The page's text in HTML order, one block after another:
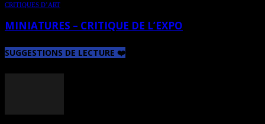
CRITIQUES D’ART
MINIATURES – CRITIQUE DE L’EXPO
SUGGESTIONS DE LECTURE ❤️